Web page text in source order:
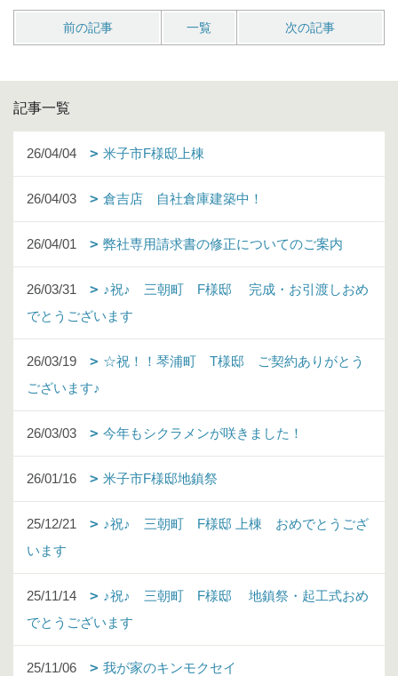
前の記事 一覧 次の記事
記事一覧
26/04/04 米子市F様邸上棟
26/04/03 倉吉店 自社倉庫建築中！
26/04/01 弊社専用請求書の修正についてのご案内
26/03/31
♪祝♪ 三朝町 F様邸 完成・お引渡しおめ
でとうございます
26/03/19
☆祝！！琴浦町 T様邸 ご契約ありがとう
ございます♪
26/03/03 今年もシクラメンが咲きました！
26/01/16 米子市F様邸地鎮祭
25/12/21
♪祝♪ 三朝町 F様邸 上棟 おめでとうござ
います
25/11/14
♪祝♪ 三朝町 F様邸 地鎮祭・起工式おめ
でとうございます
25/11/06 我が家のキンモクセイ